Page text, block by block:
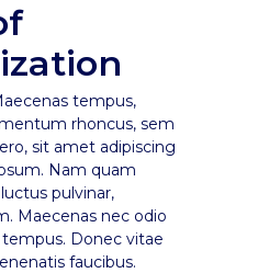
tempus,
rhoncus, sem
sit amet adipiscing
Nam quam
pulvinar,
Maecenas nec odio
Donec vitae
faucibus.